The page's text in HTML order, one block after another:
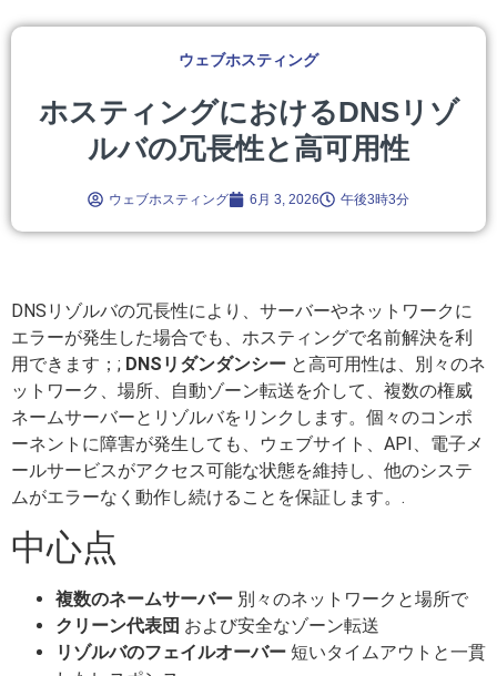
ウェブホスティング
ホスティングにおけるDNSリゾ
ルバの冗長性と高可用性
ウェブホスティング 6月 3, 2026 午後3時3分
DNSリゾルバの冗長性により、サーバーやネットワークに
エラーが発生した場合でも、ホスティングで名前解決を利
用できます；; DNSリダンダンシー と高可用性は、別々のネ
ットワーク、場所、自動ゾーン転送を介して、複数の権威
ネームサーバーとリゾルバをリンクします。個々のコンポ
ーネントに障害が発生しても、ウェブサイト、API、電子メ
ールサービスがアクセス可能な状態を維持し、他のシステ
ムがエラーなく動作し続けることを保証します。.
中心点
複数のネームサーバー 別々のネットワークと場所で
クリーン代表団 および安全なゾーン転送
リゾルバのフェイルオーバー 短いタイムアウトと一貫